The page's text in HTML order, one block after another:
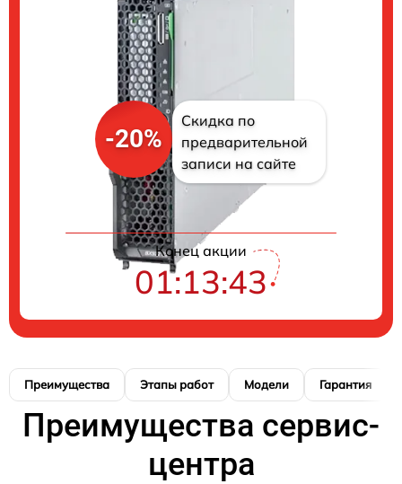
-20%
Скидка по
предварительной
записи на сайте
Конец акции
01:13:42
Преимущества Этапы работ Модели Гарантия
Преимущества сервис-
центра